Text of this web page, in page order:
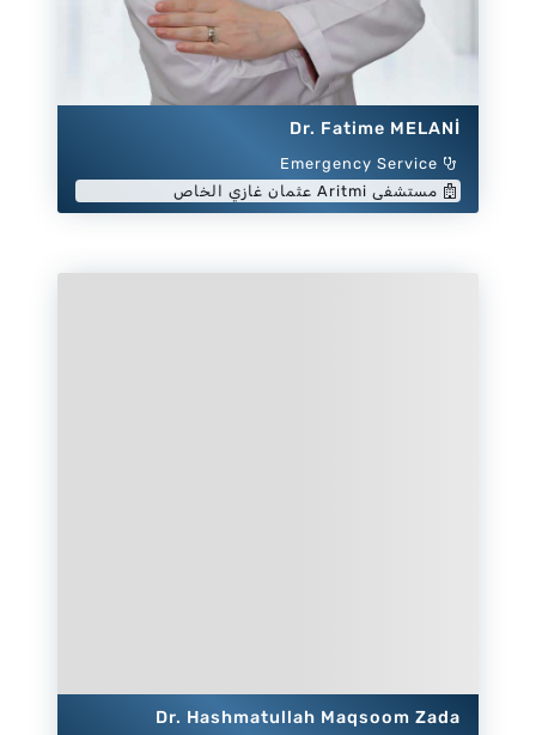
Dr. Fatime MELANİ
Emergency Service
مستشفى Aritmi عثمان غازي الخاص
Dr. Hashmatullah Maqsoom Zada